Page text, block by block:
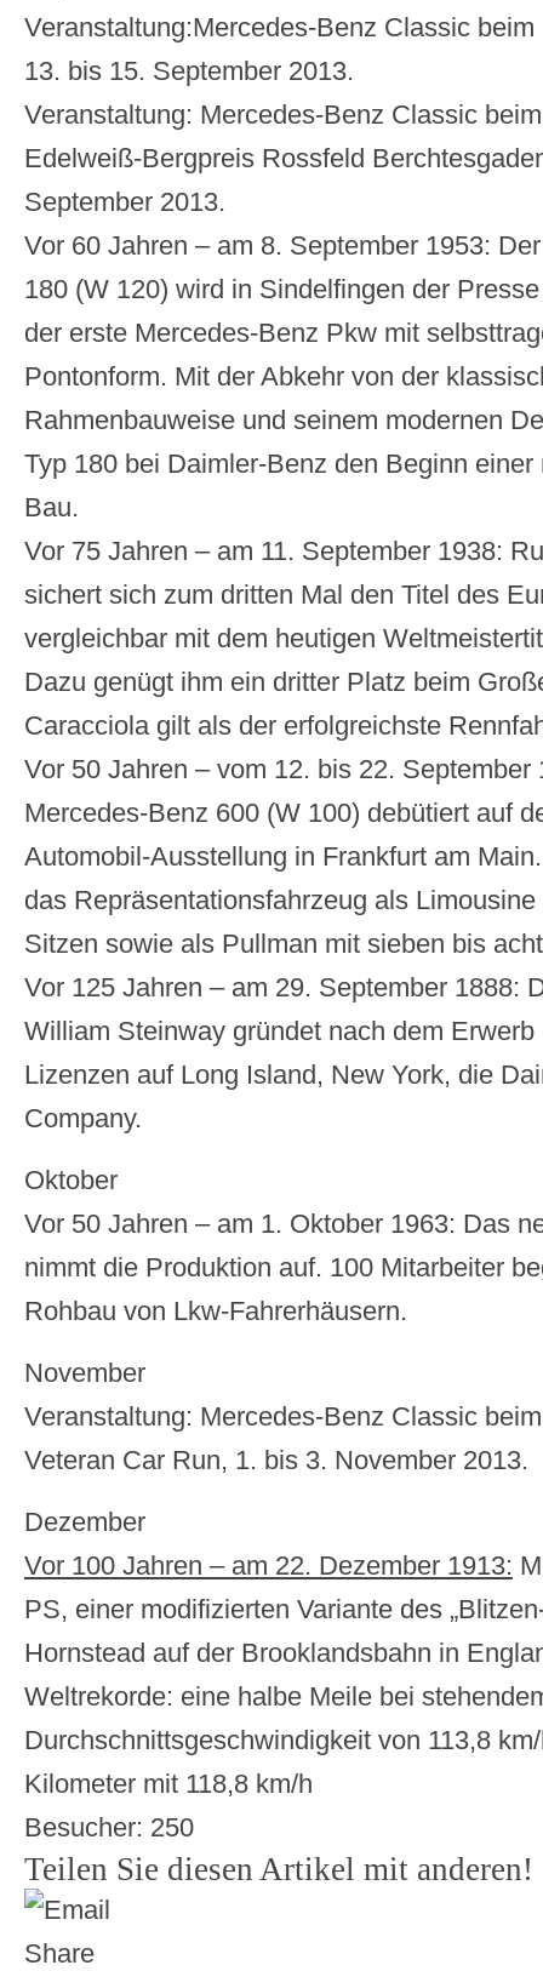
Veranstaltung:Mercedes-Benz Classic
13. bis 15. September 2013.
Veranstaltung: Mercedes-Benz Classic
Edelweiß-Bergpreis Rossfeld
September 2013.
Vor 60 Jahren – am 8. September 1953:
180 (W 120) wird in Sindelfingen der
der erste Mercedes-Benz Pkw mit
Pontonform. Mit der Abkehr von der
Rahmenbauweise und seinem modernen
Typ 180 bei Daimler-Benz den Beginn
Bau.
Vor 75 Jahren – am 11. September 1938:
sichert sich zum dritten Mal den Titel des
vergleichbar mit dem heutigen
Dazu genügt ihm ein dritter Platz beim
Caracciola gilt als der erfolgreichste
Vor 50 Jahren – vom 12. bis 22. September
Mercedes-Benz 600 (W 100) debütiert auf
Automobil-Ausstellung in Frankfurt am
das Repräsentationsfahrzeug als
Sitzen sowie als Pullman mit sieben bis
Vor 125 Jahren – am 29. September 1888:
William Steinway gründet nach dem
Lizenzen auf Long Island, New York, die
Company.
Oktober
Vor 50 Jahren – am 1. Oktober 1963: Das
nimmt die Produktion auf. 100 Mitarbeiter
Rohbau von Lkw-Fahrerhäusern.
November
Veranstaltung: Mercedes-Benz Classic
Veteran Car Run, 1. bis 3. November 2013.
Dezember
Vor 100 Jahren – am 22. Dezember 1913:
PS, einer modifizierten Variante des
Hornstead auf der Brooklandsbahn in
Weltrekorde: eine halbe Meile bei
Durchschnittsgeschwindigkeit von 113,8
Kilometer mit 118,8 km/h
Besucher: 250
Teilen Sie diesen Artikel mit anderen!